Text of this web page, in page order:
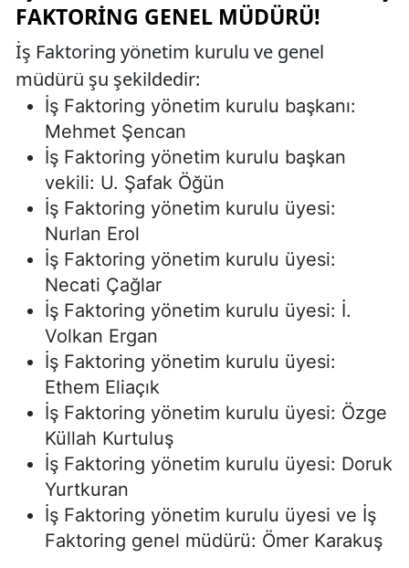
FAKTORING GENEL MÜDÜRÜ!
İş Faktoring yönetim kurulu ve genel
müdürü şu şekildedir:
İş Faktoring yönetim kurulu başkanı:
Mehmet Şencan
İş Faktoring yönetim kurulu başkan
vekili: U. Şafak Öğün
İş Faktoring yönetim kurulu üyesi:
Nurlan Erol
İş Faktoring yönetim kurulu üyesi:
Necati Çağlar
İş Faktoring yönetim kurulu üyesi: İ.
Volkan Ergan
İş Faktoring yönetim kurulu üyesi:
Ethem Eliaçık
İş Faktoring yönetim kurulu üyesi: Özge
Küllah Kurtuluş
İş Faktoring yönetim kurulu üyesi: Doruk
Yurtkuran
İş Faktoring yönetim kurulu üyesi ve İş
Faktoring genel müdürü: Ömer Karakuş